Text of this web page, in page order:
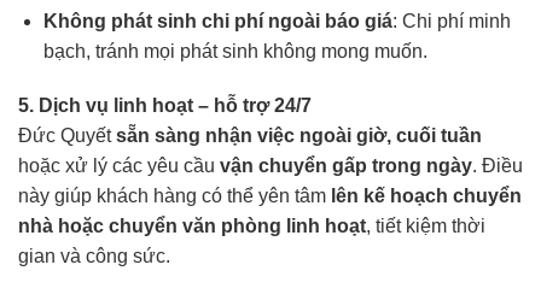
Không phát sinh chi phí ngoài báo giá: Chi phí minh
bạch, tránh mọi phát sinh không mong muốn.
5. Dịch vụ linh hoạt – hỗ trợ 24/7
Đức Quyếtsẵn sàng nhận việc ngoài giờ, cuối tuần
hoặc xử lý các yêu cầu vận chuyển gấp trong ngày. Điều
này giúp khách hàng có thể yên tâm lên kế hoạch chuyển
nhà hoặc chuyển văn phòng linh hoạt, tiết kiệm thời
gian và công sức.